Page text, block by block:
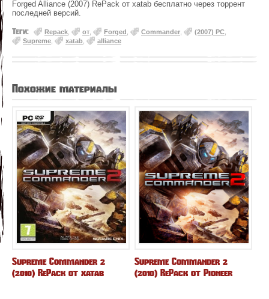
Forged Alliance (2007) RePack от xatab бесплатно через торрент
последней версий.
Теги: Repack от Forged Commander (2007) PC
Supreme
xatab alliance
Похожие материалы
Supreme Commander 2
(2010) RePack от xatab
Supreme Commander 2
(2010) RePack от Pioneer